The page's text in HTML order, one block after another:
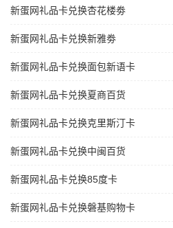
新蛋网礼品卡兑换杏花楼劵
新蛋网礼品卡兑换新雅劵
新蛋网礼品卡兑换面包新语卡
新蛋网礼品卡兑换夏商百货
新蛋网礼品卡兑换克里斯汀卡
新蛋网礼品卡兑换中闽百货
新蛋网礼品卡兑换85度卡
新蛋网礼品卡兑换磐基购物卡